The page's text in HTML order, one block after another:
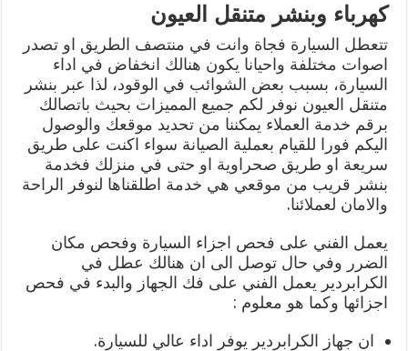
كهرباء وبنشر متنقل العيون
تتعطل السيارة فجاة وانت في منتصف الطريق او تصدر
اصوات مختلفة واحيانا يكون هنالك انخفاض في اداء
السيارة، بسبب بعض الشوائب في الوقود، لذا عبر بنشر
متنقل العيون نوفر لكم جميع المميزات بحيث باتصالك
برقم خدمة العملاء يمكننا من تحديد موقعك والوصول
اليكم فورا للقيام بعملية الصيانة سواء اكنت على طريق
سريعة او طريق صحراوية او حتى في منزلك فخدمة
بنشر قريب من موقعي هي خدمة اطلقناها لنوفر الراحة
والامان لعملائنا.
يعمل الفني على فحص اجزاء السيارة وفحص مكان
الضرر وفي حال توصل الى ان هنالك عطل في
الكرابردير يعمل الفني على فك الجهاز والبدء في فحص
اجزائها وكما هو معلوم :
ان جهاز الكرابردير يوفر اداء عالي للسيارة.